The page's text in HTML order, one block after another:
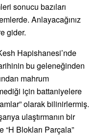
sonucu bazıları
Anlayacağınız
gider.
Hapishanesi’nde
bu geleneğinden
mahrum
için battaniyelere
olarak bilinirlermiş.
ulaştırmanın bir
Blokları Parçala”